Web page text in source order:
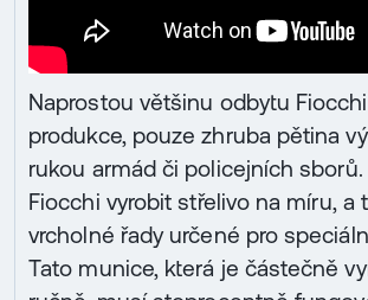
Naprostou většinu odbytu
produkce, pouze zhruba pětina
rukou armád či policejních
Fiocchi vyrobit střelivo na míru, a
vrcholné řady určené pro
Tato munice, která je částečně